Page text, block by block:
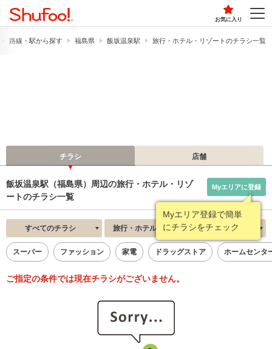
お気に入り
路線・駅から探す 福島県 飯坂温泉駅 旅行・ホテル・リゾートのチラシ一覧
チラシ 店舗
飯坂温泉駅（福島県）周辺の旅行・ホテル・リゾ
ートのチラシ一覧
Myエリア登録で簡単
にチラシをチェック
Myエリアに登録
すべてのチラシ 旅行・ホテル・リゾート 新着順
スーパー ファッション 家電 ドラッグストア ホームセンタ
ご指定の条件では現在チラシがございません。